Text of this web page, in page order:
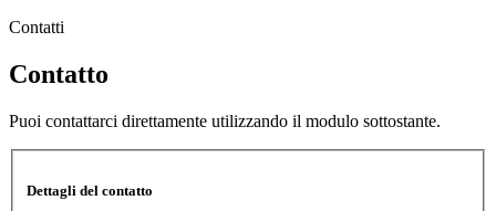
Contatti
Contatto
Puoi contattarci direttamente utilizzando il modulo sottostante.
Dettagli del contatto